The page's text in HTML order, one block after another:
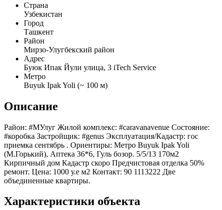
Страна
Узбекистан
Город
Ташкент
Район
Мирзо-Улугбекский район
Адрес
Буюк Ипак Йули улица, 3 iTech Service
Метро
Buyuk Ipak Yoli (~ 100 м)
Описание
Район: #МУлуг Жилой комплекс: #caravanavenue Состояние:
#коробка Застройщик: #genus Эксплуатация/Кадастр: гос
приемка сентябрь . Ориентиры: Метро Buyuk Ipak Yoli
(М.Горький), Аптека 36*6, Гуль бозор. 5/5/13 170м2
Кирпичный дом Кадастр скоро Предчистовая отделка 50%
ремонт. Цена: 1000 у.е м2 Контакт: 90 1113222 Две
объединенные квартиры.
Характеристики объекта